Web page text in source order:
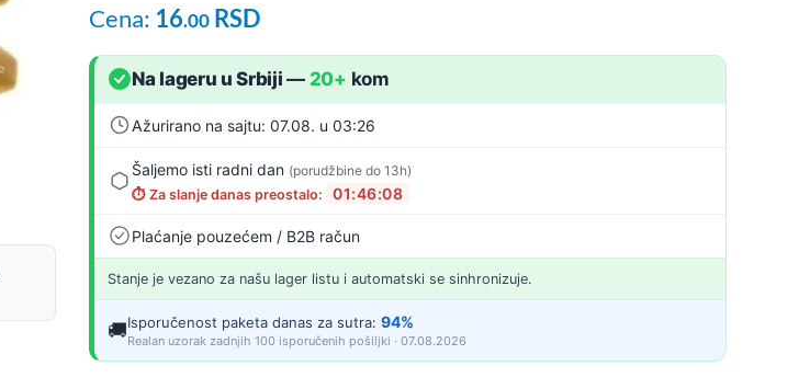
Cena: 16.00 RSD
Na lageru u Srbiji — 20+ kom
Ažurirano na sajtu: 07.08. u 03:26
Šaljemo isti radni dan (porudžbine do 13h)
⏱️ Za slanje danas preostalo:
01:46:07
Plaćanje pouzećem / B2B račun
Stanje je vezano za našu lager listu i automatski se sinhronizuje.
🚚Isporučenost paketa danas za sutra: 94%
Realan uzorak zadnjih 100 isporučenih pošiljki · 07.08.2026